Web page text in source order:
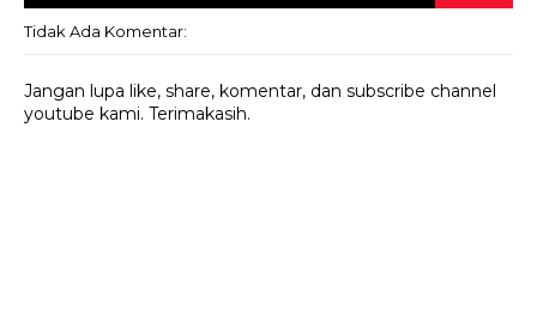
Tidak Ada Komentar:
Jangan lupa like, share, komentar, dan subscribe channel
youtube kami. Terimakasih.